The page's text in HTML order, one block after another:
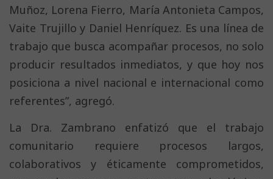
Muñoz, Lorena Fierro, María Antonieta Campos,
Vaite Trujillo y Daniel Henríquez. Es una línea de
trabajo que busca acompañar procesos, no solo
producir resultados inmediatos, y que hoy nos
posiciona a nivel nacional e internacional como
referentes”, agregó.
La Dra. Zambrano enfatizó que el trabajo
comunitario requiere procesos largos,
colaborativos y éticamente comprometidos,